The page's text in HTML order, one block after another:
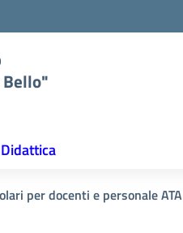
Didattica
per docenti e personale ATA